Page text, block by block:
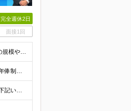
完全週休2日
面接1回
【業界未経験歓迎！20代～40代活躍中】 ◆何かしらの施工管理経験をお持ちの方（施工の規模や年数は不問） ※工務店での経験も大歓迎です！ ※学歴不問 ～このような方にオススメです～ ・ゼロベースで空
＜年棒800万円可能＞ ◆月額：357,142円～571,428円（14分割）（一律手当を含む） ◆年俸制：500万円～800万円 ※年俸額の1/14を毎月支給（残りの2/14は6・12月に賞与支給
＜転勤なし◆直行直帰OK◆家庭の都合等によるリモートワークも相談可＞ 【勤務先】 ※下記いずれかの配属となります ※希望する勤務地への配属いたします ■本社 東京都港区南青山2-12-14 ユニマ